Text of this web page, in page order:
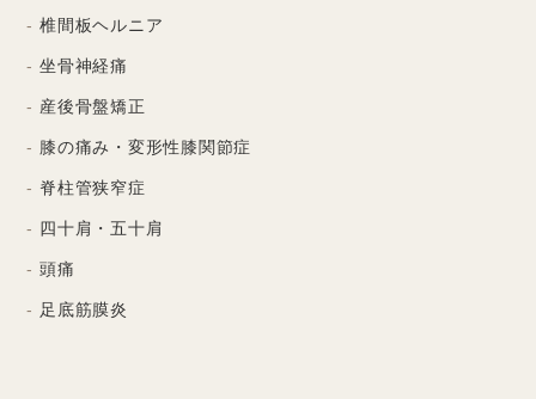
椎間板ヘルニア
坐骨神経痛
産後骨盤矯正
膝の痛み・変形性膝関節症
脊柱管狭窄症
四十肩・五十肩
頭痛
足底筋膜炎